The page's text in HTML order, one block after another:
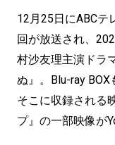
12月25日にABCテ
回が放送され、
村沙友理主演ドラ
ぬ』。Blu-ray BOX
そこに収録される
プ』の一部映像が